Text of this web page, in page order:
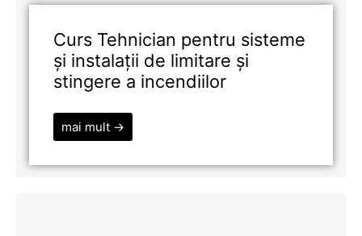
Curs Tehnician pentru sisteme
și instalații de limitare și
stingere a incendiilor
mai mult →